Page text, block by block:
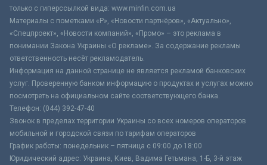
только с гиперссылкой вида: www.minfin.com.ua
Материалы с пометками «Р», «Новости партнёров», «Актуально»,
«Спецпроект», «Новости компаний», «Промо» – это реклама в
понимании Закона Украины «О рекламе». За содержание рекламы
ответственность несёт рекламодатель.
Информация на данной странице не является рекламой банковских
услуг. Проверенную банком информацию о продуктах и услугах можно
посмотреть на официальном сайте соответствующего банка.
Телефон: (044) 392-47-40
Звонок в пределах территории Украины со всех номеров операторов
мобильной и городской связи по тарифам операторов
График работы: понедельник – пятница с 09:00 до 18:00
Юридический адрес: Украина, Киев, Вадима Гетьмана, 1-Б, 3-й этаж